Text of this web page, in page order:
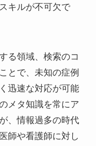
キルが不可欠で
る領域、検索のコ
とで、未知の症例
迅速な対応が可能
メタ知識を常にア
、情報過多の時代
師や看護師に対し